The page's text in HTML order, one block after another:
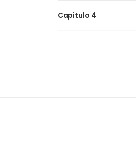
Capitulo 4